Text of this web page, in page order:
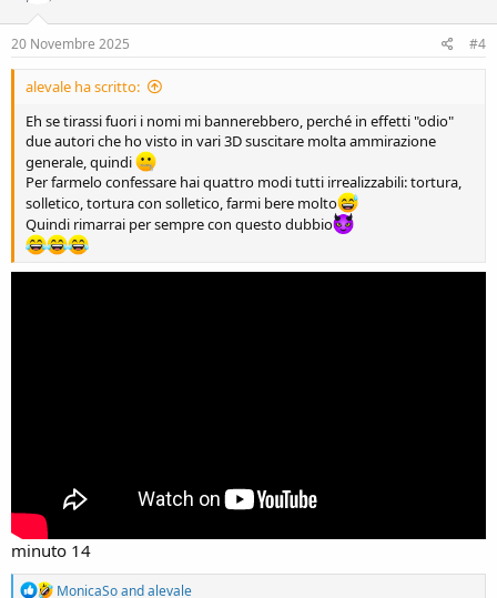
n
s
20 Novembre 2025 #4
alevale ha scritto:
Eh se tirassi fuori i nomi mi bannerebbero, perché in effetti "odio"
due autori che ho visto in vari 3D suscitare molta ammirazione
generale, quindi
Per farmelo confessare hai quattro modi tutti irrealizzabili: tortura,
solletico, tortura con solletico, farmi bere molto
Quindi rimarrai per sempre con questo dubbio
minuto 14
R
MonicaSoandalevale